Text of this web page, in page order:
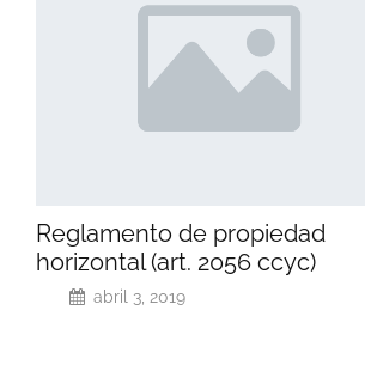
Reglamento de propiedad
horizontal (art. 2056 ccyc)
abril 3, 2019